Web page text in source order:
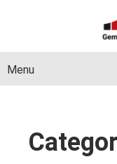
Menu